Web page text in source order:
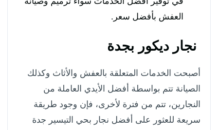
العفش بأفضل سعر.
نجار ديكور بجدة
أصبحت الخدمات المتعلقة بالعفش والأثاث وكذلك
الصيانة تتم بواسطة أفضل الأيدي العاملة من
النجارين، تتم من فترة لأخرى، فإن وجود طريقة
سريعة للعثور على أفضل نجار بحي التيسير جدة